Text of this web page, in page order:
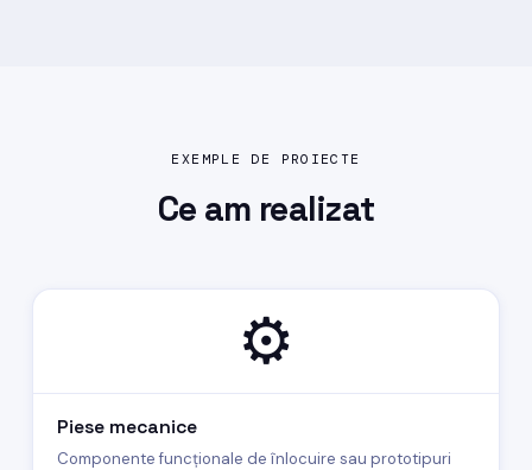
EXEMPLE DE PROIECTE
Ce am realizat
⚙️
Piese mecanice
Componente funcționale de înlocuire sau prototipuri